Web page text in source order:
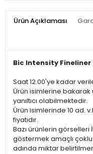
Ürün Açıklaması
Bic Intensity Fineliner
Saat 12.00'ye kadar
Ürün isimlerine bakarak
yanıltıcı olabilmektedir.
Ürün isimlerinde 10 ad.
fiyatıdır.
Bazı ürünlerin görselleri
göstermek amaçlı çoklu
adında miktar